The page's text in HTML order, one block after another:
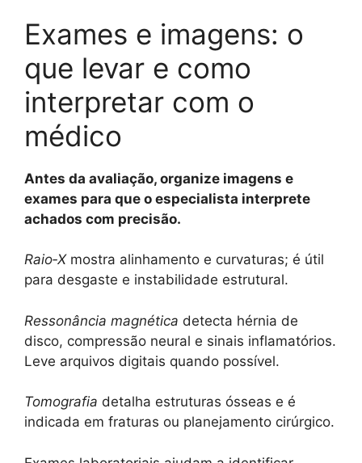
Exames e imagens: o
que levar e como
interpretar com o
médico
Antes da avaliação, organize imagens e
exames para que o especialista interprete
achados com precisão.
Raio‑Xmostra alinhamento e curvaturas; é útil
para desgaste e instabilidade estrutural.
Ressonância magnética detecta hérnia de
disco, compressão neural e sinais inflamatórios.
Leve arquivos digitais quando possível.
Tomografia detalha estruturas ósseas e é
indicada em fraturas ou planejamento cirúrgico.